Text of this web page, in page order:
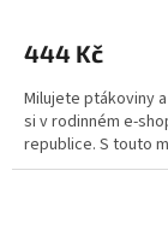
je
z
5
hvězdiček.
444 Kč
Milujete ptákoviny
si v rodinném e-
republice. S touto